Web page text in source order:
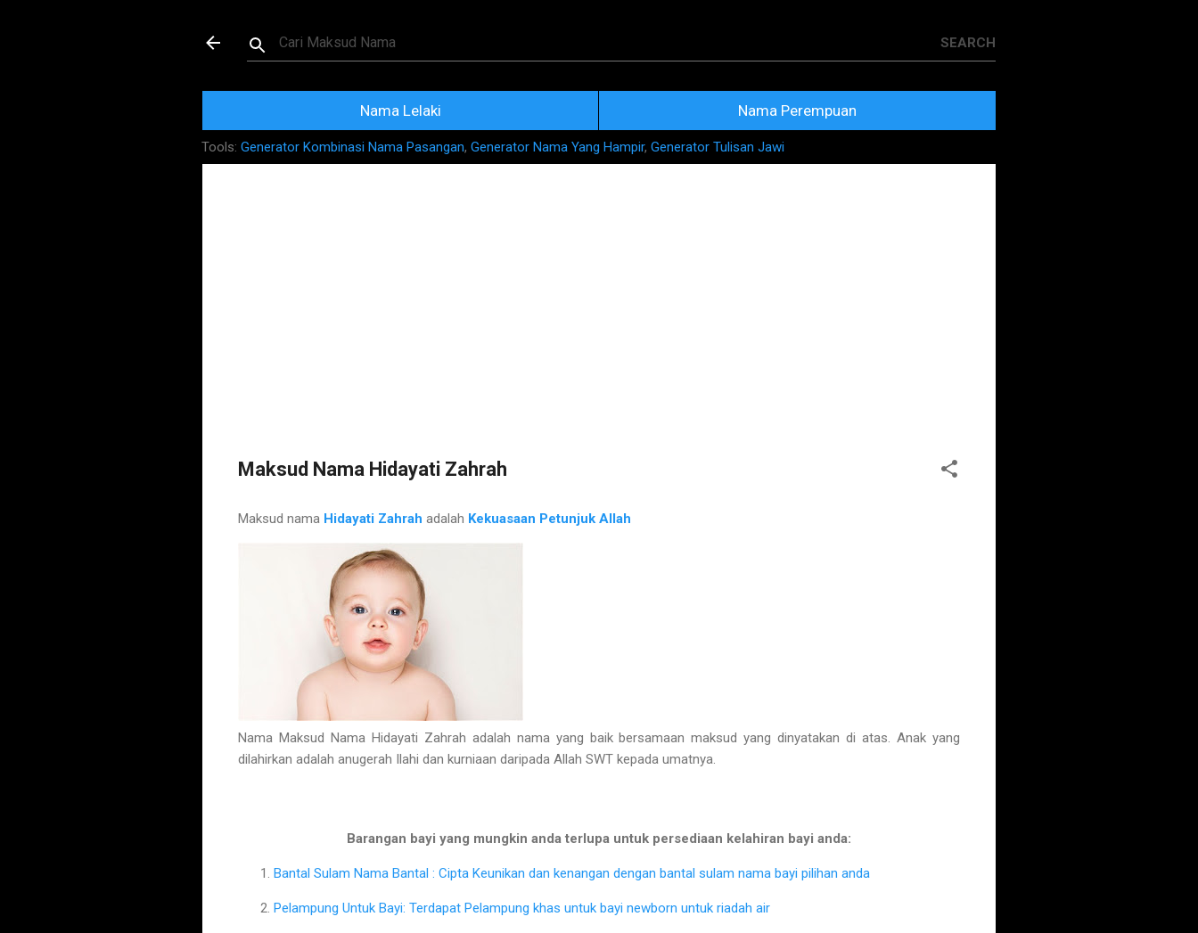
Maksud dan Makna Nama Rujukan Terkini
Nama Lelaki Nama Perempuan
Tools: Generator Kombinasi Nama Pasangan, Generator Nama Yang Hampir, Generator Tulisan Jawi
Maksud Nama Hidayati Zahrah
Maksud nama Hidayati Zahrah adalah Kekuasaan Petunjuk Allah
Nama Maksud Nama Hidayati Zahrah adalah nama yang baik bersamaan maksud yang dinyatakan di atas. Anak yang
dilahirkan adalah anugerah Ilahi dan kurniaan daripada Allah SWT kepada umatnya.
Barangan bayi yang mungkin anda terlupa untuk persediaan kelahiran bayi anda:
Bantal Sulam Nama Bantal : Cipta Keunikan dan kenangan dengan bantal sulam nama bayi pilihan anda
Pelampung Untuk Bayi: Terdapat Pelampung khas untuk bayi newborn untuk riadah air